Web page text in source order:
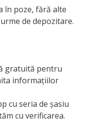
în poze, fără alte
de depozitare.
gratuită pentru
informațiilor
cu seria de șasiu
cu verificarea.